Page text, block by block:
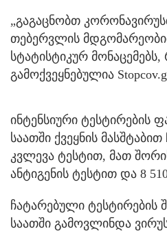
„გაგაცნობთ
თებერვლის
სტატისტიკურ
გამოქვეყნებულია
ინტენსიური ტესტირების
საათში ქვეყნის
კვლევა ტესტით, მათ
ანტიგენის ტესტით და 8
ჩატარებული
საათში გამოვლინდა